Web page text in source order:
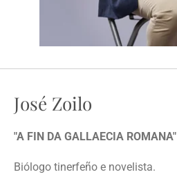
José Zoilo
"A FIN DA GALLAECIA ROMANA"
Biólogo tinerfeño e novelista.